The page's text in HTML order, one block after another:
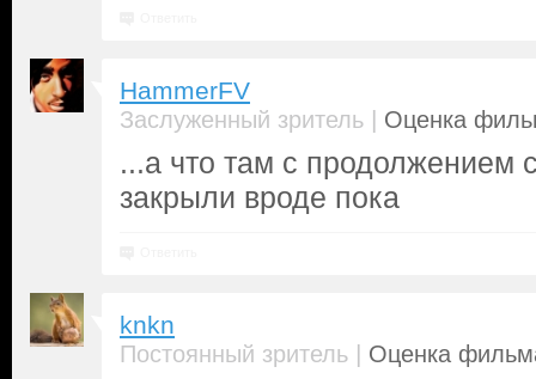
HammerFV
Заслуженный зритель | Оценка
...а что там с продолжением
закрыли вроде пока
knkn
Постоянный зритель | Оценка